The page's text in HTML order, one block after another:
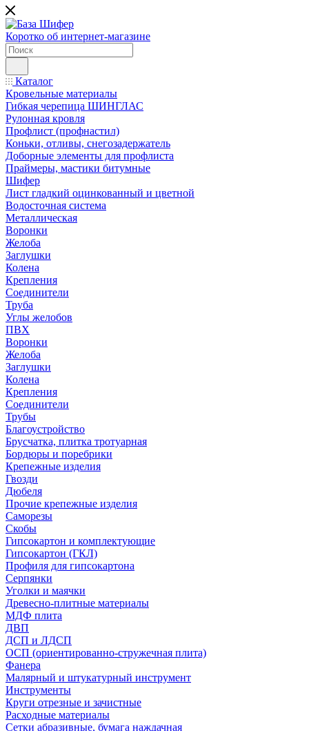
Коротко об интернет-магазине
Каталог
Кровельные материалы
Гибкая черепица ШИНГЛАС
Рулонная кровля
Профлист (профнастил)
Коньки, отливы, снегозадержатель
Доборные элементы для профлиста
Праймеры, мастики битумные
Шифер
Лист гладкий оцинкованный и цветной
Водосточная система
Металлическая
Воронки
Желоба
Заглушки
Колена
Крепления
Соединители
Труба
Углы желобов
ПВХ
Воронки
Желоба
Заглушки
Колена
Крепления
Соединители
Трубы
Благоустройство
Брусчатка, плитка тротуарная
Бордюры и поребрики
Крепежные изделия
Гвозди
Дюбеля
Прочие крепежные изделия
Саморезы
Скобы
Гипсокартон и комплектующие
Гипсокартон (ГКЛ)
Профиля для гипсокартона
Серпянки
Уголки и маячки
Древесно-плитные материалы
МДФ плита
ДВП
ДСП и ЛДСП
ОСП (ориентированно-стружечная плита)
Фанера
Малярный и штукатурный инструмент
Инструменты
Круги отрезные и зачистные
Расходные материалы
Сетки абразивные, бумага наждачная